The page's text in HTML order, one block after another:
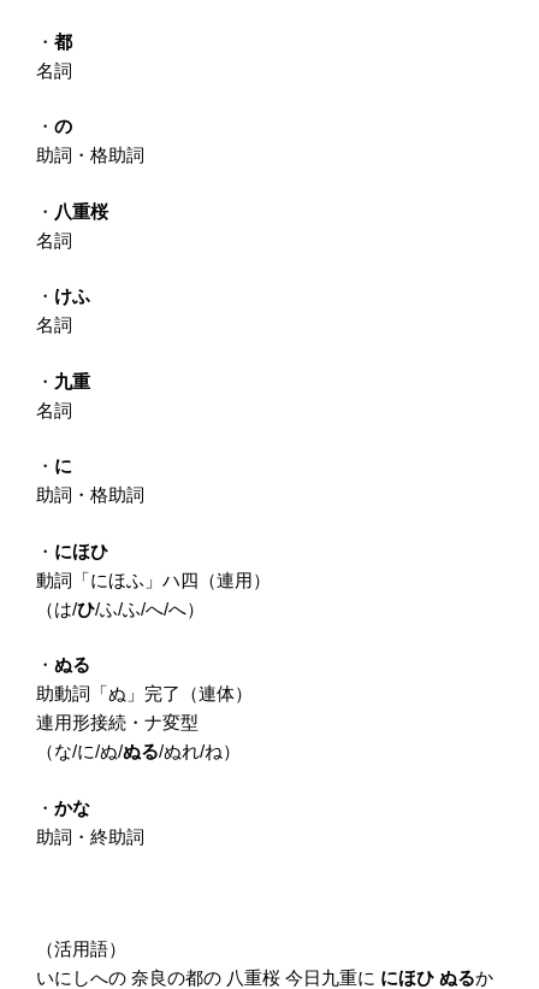
・ 都
名詞
・ の
助詞・格助詞
・ 八重桜
名詞
・ けふ
名詞
・ 九重
名詞
・ に
助詞・格助詞
・ にほひ
動詞「にほふ」ハ四（連用）
（は/ひ/ふ/ふ/へ/へ）
・ ぬる
助動詞「ぬ」完了（連体）
連用形接続・ナ変型
（な/に/ぬ/ぬる/ぬれ/ね）
・ かな
助詞・終助詞
（活用語）
いにしへの 奈良の都の 八重桜 今日九重に にほひ ぬるか